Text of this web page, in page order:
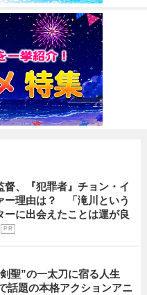
督、『犯罪者』チョン・イ
ー理由は？ 「滝川という
ーに出会えたことは運が良
P R
聖”の一太刀に宿る人生
題の本格アクションアニ